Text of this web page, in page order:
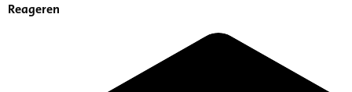
Reageren